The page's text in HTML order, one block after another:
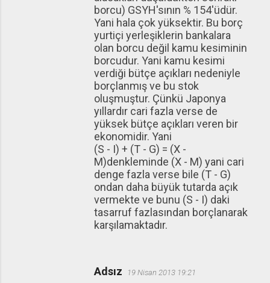
borcu) GSYH'sının % 154'üdür.
Yani hala çok yüksektir. Bu borç
yurtiçi yerleşiklerin bankalara
olan borcu değil kamu kesiminin
borcudur. Yani kamu kesimi
verdiği bütçe açıkları nedeniyle
borçlanmış ve bu stok
oluşmuştur. Çünkü Japonya
yıllardır cari fazla verse de
yüksek bütçe açıkları veren bir
ekonomidir. Yani
(S - I) + (T - G) = (X -
M)denkleminde (X - M) yani cari
denge fazla verse bile (T - G)
ondan daha büyük tutarda açık
vermekte ve bunu (S - I) daki
tasarruf fazlasından borçlanarak
karşılamaktadır.
Adsız 19 Nisan 2013 19:21